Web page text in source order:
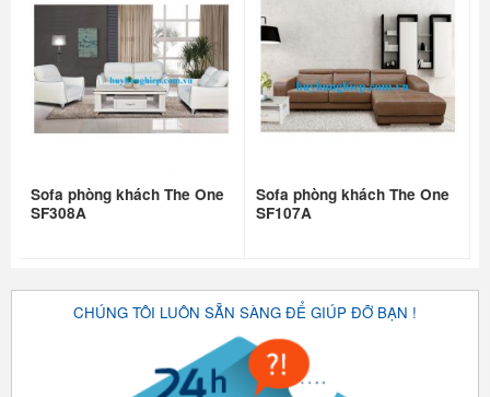
Sofa phòng khách The One
SF308A
Sofa phòng khách The One
SF107A
CHÚNG TÔI LUÔN SẴN SÀNG ĐỂ GIÚP ĐỠ BẠN !